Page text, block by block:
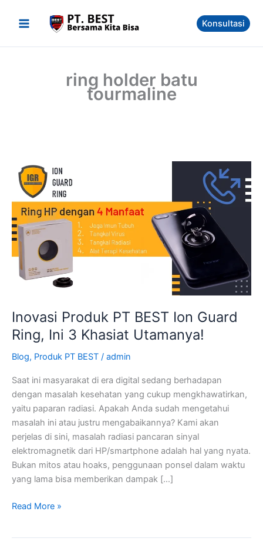
Konsultasi
ring holder batu
tourmaline
Inovasi Produk PT BEST Ion Guard
Ring, Ini 3 Khasiat Utamanya!
Blog, Produk PT BEST / admin
Saat ini masyarakat di era digital sedang berhadapan
dengan masalah kesehatan yang cukup mengkhawatirkan,
yaitu paparan radiasi. Apakah Anda sudah mengetahui
masalah ini atau justru mengabaikannya? Kami akan
perjelas di sini, masalah radiasi pancaran sinyal
elektromagnetik dari HP/smartphone adalah hal yang nyata.
Bukan mitos atau hoaks, penggunaan ponsel dalam waktu
yang lama bisa memberikan dampak […]
Inovasi
Produk
BEST
Ion
Guard
Ini
Utamanya!
Read More »